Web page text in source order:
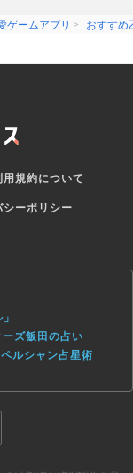
ゲームアプリ
おすすめ
用規約について
シーポリシー
ズ飯田の占い
ルシャン占星術